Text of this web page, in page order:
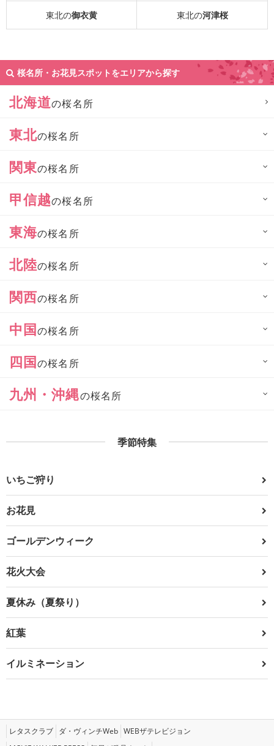
東北の御衣黄 東北の河津桜
桜名所・お花見スポットをエリアから探す
北海道の桜名所
東北の桜名所
関東の桜名所
甲信越の桜名所
東海の桜名所
北陸の桜名所
関西の桜名所
中国の桜名所
四国の桜名所
九州・沖縄の桜名所
季節特集
いちご狩り
お花見
ゴールデンウィーク
花火大会
夏休み（夏祭り）
紅葉
イルミネーション
レタスクラブ ダ・ヴィンチWeb WEBザテレビジョン